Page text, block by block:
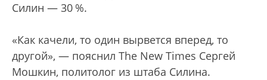
Силин — 30 %.
«Как качели, то один вырвется вперед, то
другой», — пояснил The New Times Сергей
Мошкин, политолог из штаба Силина.